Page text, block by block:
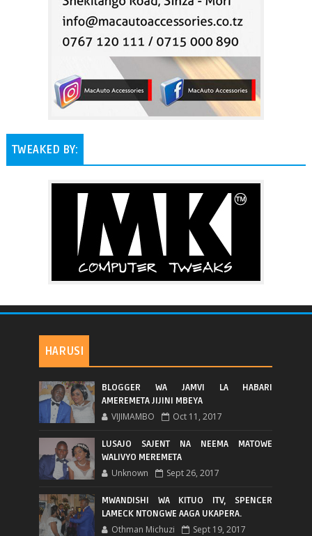
TWEAKED BY:
HARUSI
BLOGGER WA JAMVI LA HABARI
AMEREMETA JIJINI MBEYA
VIJIMAMBO Oct 11, 2017
LUSAJO SAJENT NA NEEMA MATOWE
WALIVYO MEREMETA
Unknown Sept 26, 2017
MWANDISHI WA KITUO ITV, SPENCER
LAMECK NTONGWE AAGA UKAPERA.
Othman Michuzi Sept 19, 2017